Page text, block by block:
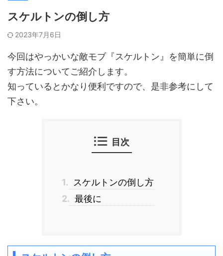
スケルトンの倒し方
2023年7月6日
今回はやっかいな敵モブ『スケルトン』を簡単に倒
す方法についてご紹介します。
知っているとかなり便利ですので、是非参考にして
下さい。
目次
1.
スケルトンの倒し方
2. 最後に